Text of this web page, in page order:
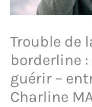
Trouble de
borderline
guérir –
Charline